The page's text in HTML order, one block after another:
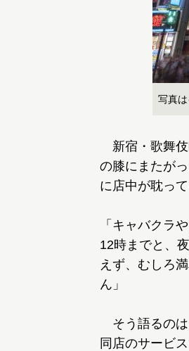
写真
新宿・歌舞伎
の膝にまたが
に店中が耽って
「キャバクラ
12時までと、
えず、むしろ
ん」
そう語るのは
同店のサービ